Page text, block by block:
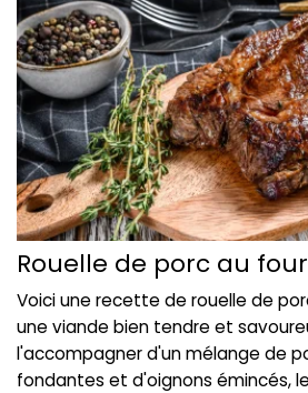
Rouelle de porc au four
Voici une recette de rouelle de
une viande bien tendre et
l'accompagner d'un mélange de
fondantes et d'oignons émincés,